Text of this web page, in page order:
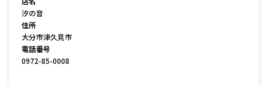
汐の音
住所
大分市津久見市
電話番号
0972-85-0008